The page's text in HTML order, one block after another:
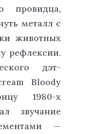
провидца,
металл c
животных
рефлексии.
дэт-
Bloody
1980-х
звучание
—